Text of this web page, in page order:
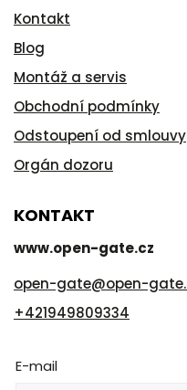
Kontakt
Blog
Montáž a servis
Obchodní podmínky
Odstoupení od smlouvy
Orgán dozoru
KONTAKT
www.open-gate.cz
open-gate@open-
+421949809334
E-mail